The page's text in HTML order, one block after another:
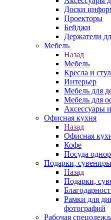
Доски
Проекторы
Бейджи
Держатели
Мебель
Назад
Мебель
Кресла и
Интерьер
Мебель для
Мебель для
Аксессуары
Офисная кухня
Назад
Офисная
Кофе
Посуда
Подарки,
Назад
Подарки,
Рамки для
фотографий
Рабочая